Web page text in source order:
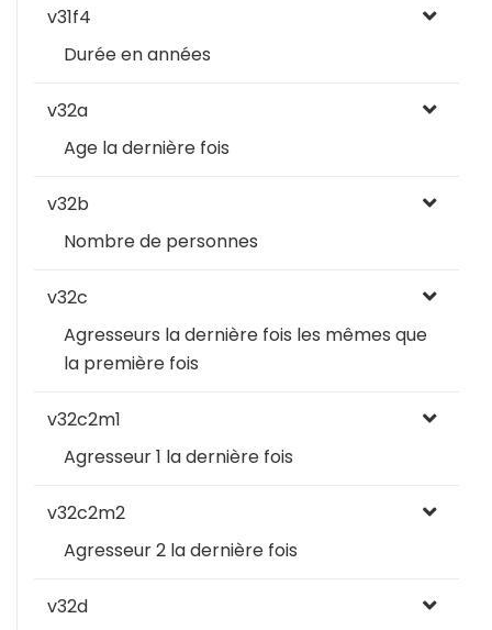
v31f4
Durée en années
v32a
Age la dernière fois
v32b
Nombre de personnes
v32c
Agresseurs la dernière fois les mêmes que
la première fois
v32c2m1
Agresseur 1 la dernière fois
v32c2m2
Agresseur 2 la dernière fois
v32d